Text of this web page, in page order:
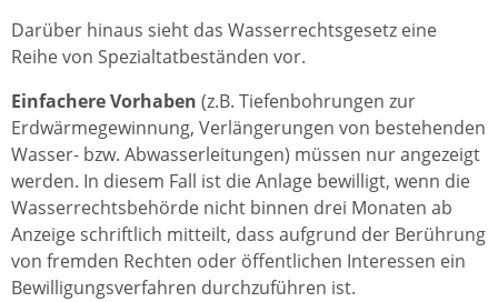
Darüber hinaus sieht das Wasserrechtsgesetz eine
Reihe von Spezialtatbeständen vor.
Einfachere Vorhaben (z.B. Tiefenbohrungen zur
Erdwärmegewinnung, Verlängerungen von bestehenden
Wasser- bzw. Abwasserleitungen) müssen nur angezeigt
werden. In diesem Fall ist die Anlage bewilligt, wenn die
Wasserrechtsbehörde nicht binnen drei Monaten ab
Anzeige schriftlich mitteilt, dass aufgrund der Berührung
von fremden Rechten oder öffentlichen Interessen ein
Bewilligungsverfahren durchzuführen ist.